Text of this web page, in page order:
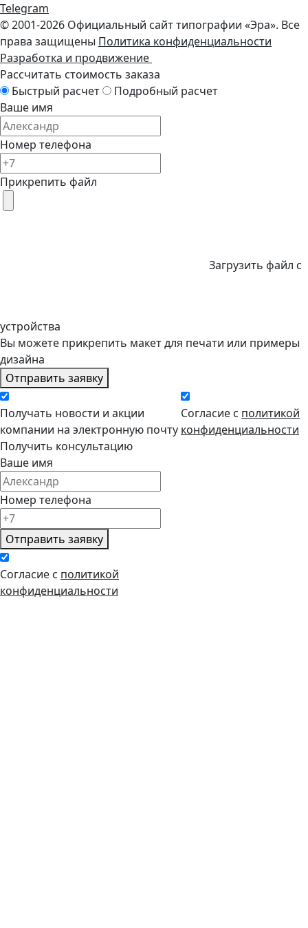
Telegram
© 2001-2026 Официальный сайт типографии «Эра». Все
права защищены Политика конфиденциальности
Разработка и продвижение
Рассчитать стоимость заказа
Быстрый расчет
Подробный расчет
Ваше имя
Номер телефона
Прикрепить файл
Загрузить файл с
устройства
Вы можете прикрепить макет для печати или примеры
дизайна
Отправить заявку
Получать новости и акции
компании на электронную почту
Согласие с политикой
конфиденциальности
Получить консультацию
Ваше имя
Номер телефона
Отправить заявку
Согласие с политикой
конфиденциальности